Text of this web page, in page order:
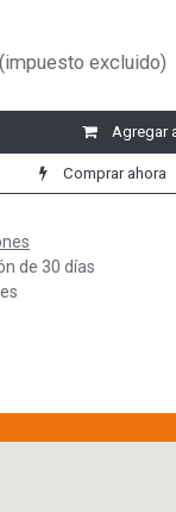
(impuesto excluido)
Agregar
Comprar ahora
de 30 días